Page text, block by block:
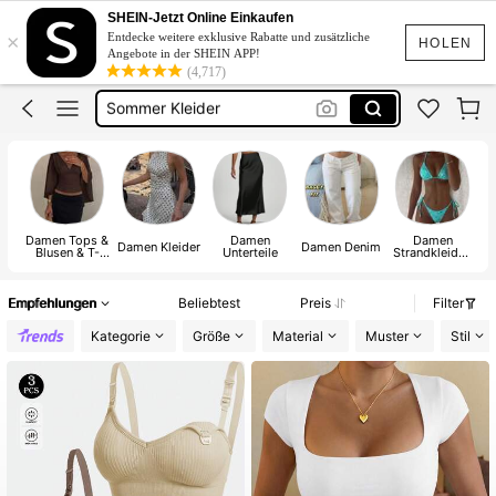
HOLEN
×
SHEIN-Jetzt Online Einkaufen
Entdecke weitere exklusive Rabatte und zusätzliche
Angebote in der SHEIN APP!
(4,717)
Bikini
Kleider
Sommer Kleider
Zwei Teiler Damen
Bikini
Damen Tops &
Blusen & T- Damen Kleider Damen
Unterteile Damen Denim Damen
Strandkleidun
Empfehlungen Beliebtest Preis
Filter
Kategorie
Größe Material Muster Stil